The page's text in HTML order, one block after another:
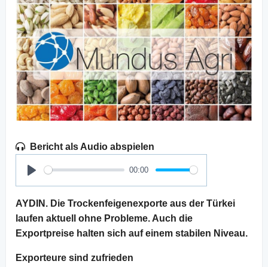
Bericht als Audio abspielen
Play
00:00
AYDIN. Die Trockenfeigenexporte aus der Türkei
laufen aktuell ohne Probleme. Auch die
Exportpreise halten sich auf einem stabilen Niveau.
Exporteure sind zufrieden